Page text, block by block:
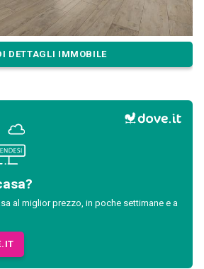
DETTAGLI IMMOBILE
al miglior prezzo, in poche settimane e a